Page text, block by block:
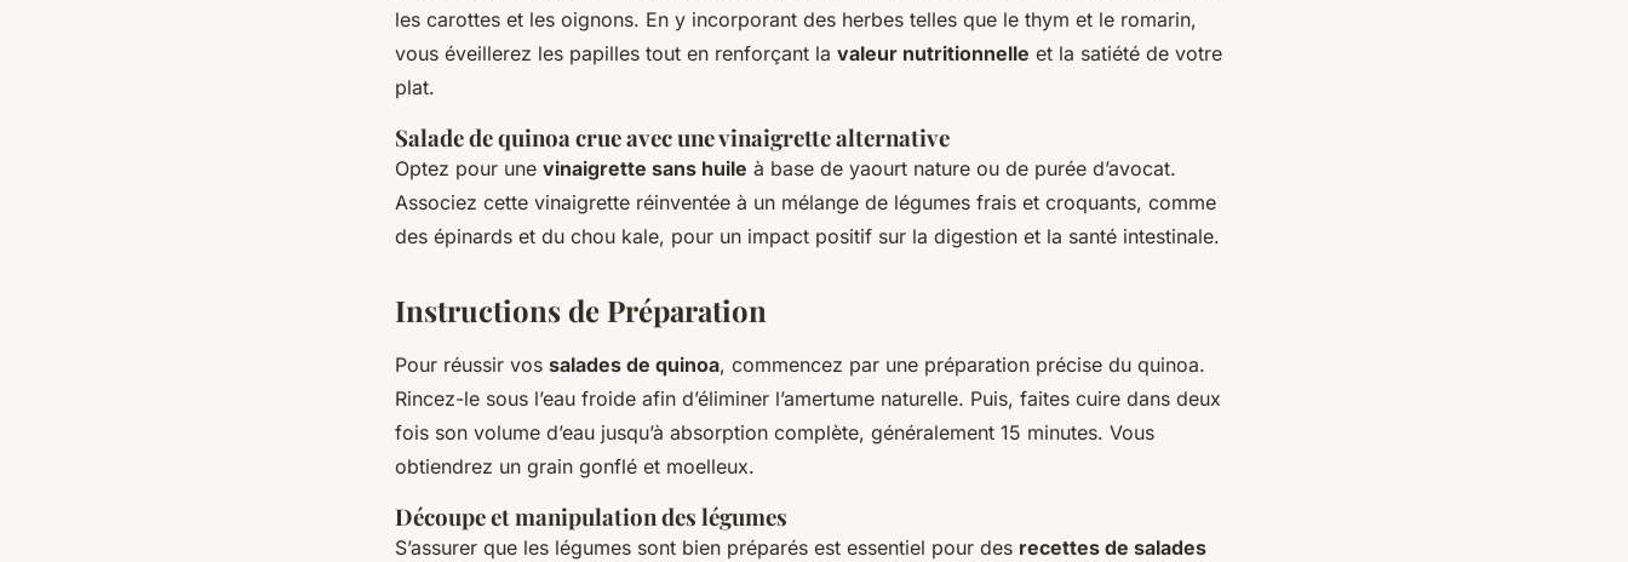
les carottes et les oignons. En y incorporant des herbes telles que le thym et le romarin,
vous éveillerez les papilles tout en renforçant la valeur nutritionnelle et la satiété de votre
plat.
Salade de quinoa crue avec une vinaigrette alternative
Optez pour une vinaigrette sans huile à base de yaourt nature ou de purée d’avocat.
Associez cette vinaigrette réinventée à un mélange de légumes frais et croquants, comme
des épinards et du chou kale, pour un impact positif sur la digestion et la santé intestinale.
Instructions de Préparation
Pour réussir vos salades de quinoa, commencez par une préparation précise du quinoa.
Rincez-le sous l’eau froide afin d’éliminer l’amertume naturelle. Puis, faites cuire dans deux
fois son volume d’eau jusqu’à absorption complète, généralement 15 minutes. Vous
obtiendrez un grain gonflé et moelleux.
Découpe et manipulation des légumes
S’assurer que les légumes sont bien préparés est essentiel pour des recettes de salades